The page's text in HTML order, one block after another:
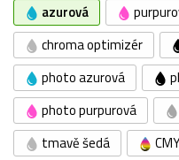
azurová
chroma optimizér
photo azurová
photo purpurová
tmavě šedá